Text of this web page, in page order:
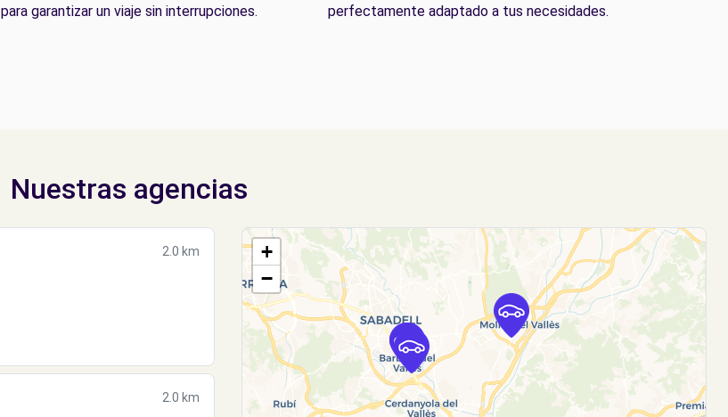
para garantizar un viaje sin interrupciones.
perfectamente adaptado a tus necesidades.
Nuestras agencias
2.0 km
2.0 km
+
−